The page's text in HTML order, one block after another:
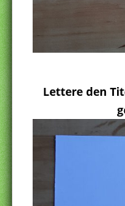
Lettere den